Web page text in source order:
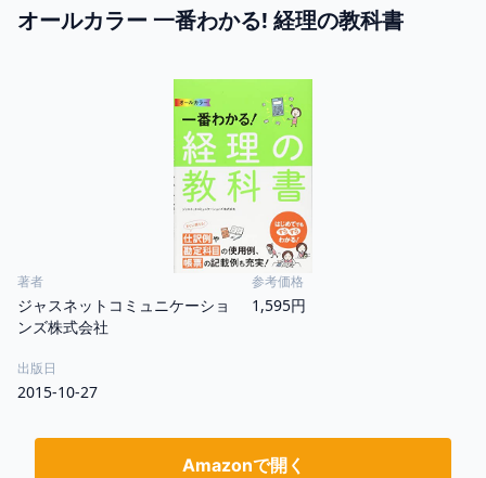
オールカラー 一番わかる! 経理の教科書
著者
ジャスネットコミュニケーショ
ンズ株式会社
参考価格
1,595円
出版日
2015-10-27
Amazonで開く